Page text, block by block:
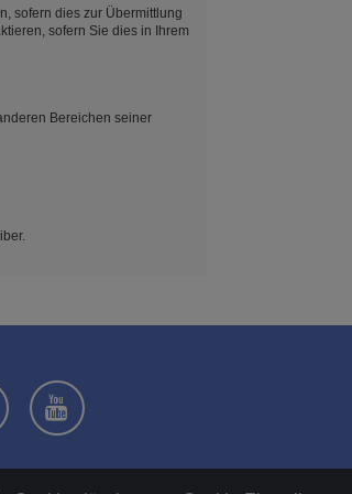
sofern dies zur Übermittlung
sofern Sie dies in Ihrem
Bereichen seiner